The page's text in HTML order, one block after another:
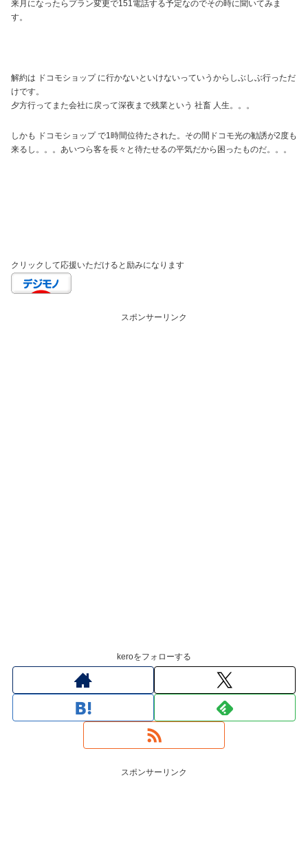
来月になったらプラン変更で151電話する予定なのでその時に聞いてみま
す。
解約は ドコモショップ に行かないといけないっていうからしぶしぶ行っただ
けです。
夕方行ってまた会社に戻って深夜まで残業という 社畜 人生。。。
しかも ドコモショップ で1時間位待たされた。その間ドコモ光の勧誘が2度も
来るし。。。あいつら客を長々と待たせるの平気だから困ったものだ。。。
クリックして応援いただけると励みになります
スポンサーリンク
keroをフォローする
スポンサーリンク